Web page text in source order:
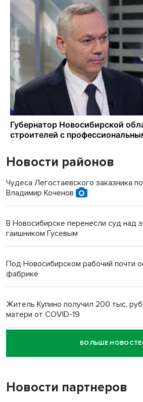
Новости районов
Чудеса Легостаевского заказника
Владимир Коченов
В Новосибирске перенесли суд над
гаишником Гусевым
Под Новосибирском рабочий почти
фабрике
Житель Купино получил 200 тыс.
матери от COVID-19
Новосибирский суд наказал
пенсионерки на вокзале
БОЛЬШЕ
Новости партнеров